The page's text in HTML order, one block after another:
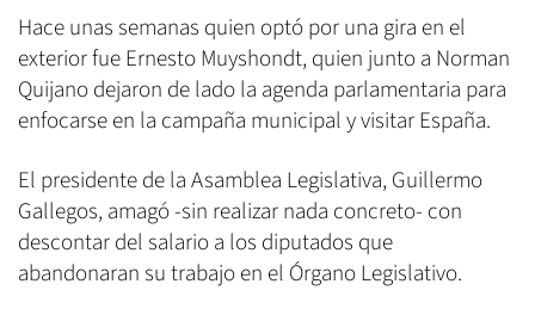
Hace unas semanas quien optó por una gira en el
exterior fue Ernesto Muyshondt, quien junto a Norman
Quijano dejaron de lado la agenda parlamentaria para
enfocarse en la campaña municipal y visitar España.
El presidente de la Asamblea Legislativa, Guillermo
Gallegos, amagó -sin realizar nada concreto- con
descontar del salario a los diputados que
abandonaran su trabajo en el Órgano Legislativo.